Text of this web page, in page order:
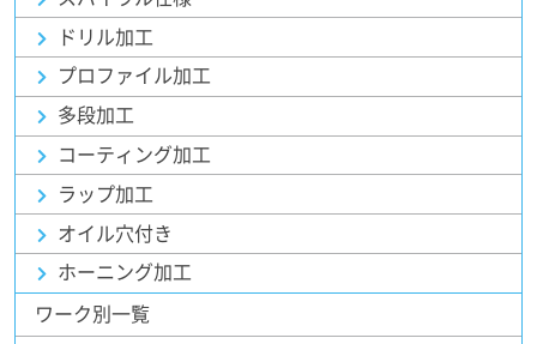
ドリル加工
プロファイル加工
多段加工
コーティング加工
ラップ加工
オイル穴付き
ホーニング加工
ワーク別一覧